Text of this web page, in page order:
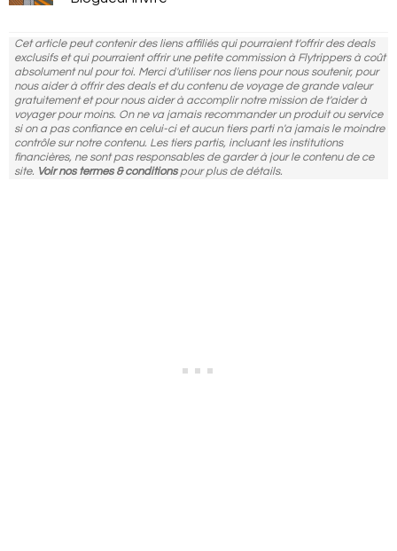
Cet article peut contenir des liens affiliés qui pourraient t'offrir des deals
exclusifs et qui pourraient offrir une petite commission à Flytrippers à coût
absolument nul pour toi. Merci d'utiliser nos liens pour nous soutenir, pour
nous aider à offrir des deals et du contenu de voyage de grande valeur
gratuitement et pour nous aider à accomplir notre mission de t'aider à
voyager pour moins. On ne va jamais recommander un produit ou service
si on a pas confiance en celui-ci et aucun tiers parti n'a jamais le moindre
contrôle sur notre contenu. Les tiers partis, incluant les institutions
financières, ne sont pas responsables de garder à jour le contenu de ce
site. Voir nos termes & conditionspour plus de détails.